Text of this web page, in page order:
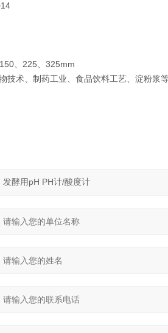
、225、325mm
技术、制药工业、食品饮料工艺、淀粉浆